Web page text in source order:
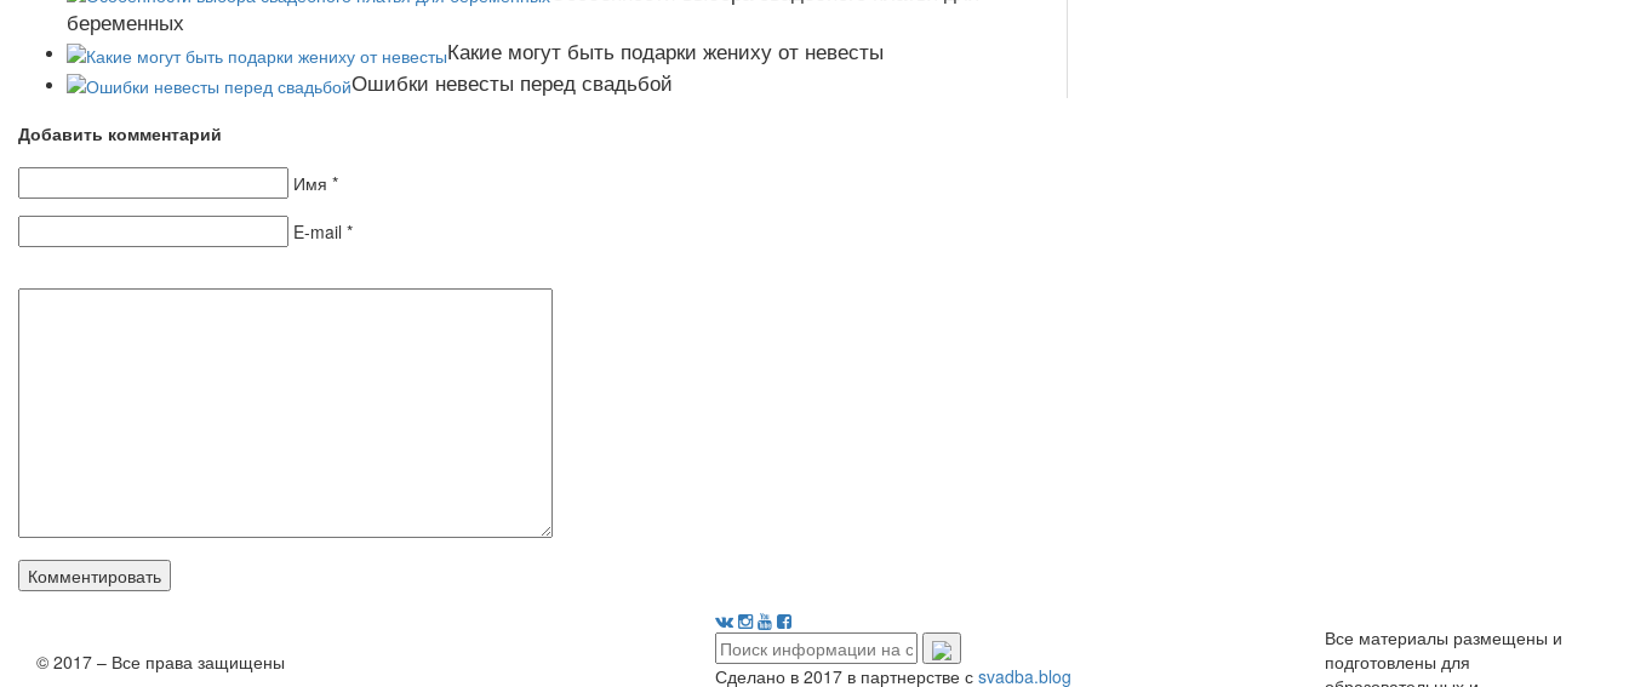
беременных
Какие могут быть подарки жениху от невесты
Ошибки невесты перед свадьбой
Добавить комментарий
Имя *
E-mail *
© 2017 – Все права защищены
Сделано в 2017 в партнерстве с svadba.blog
Все материалы размещены и
подготовлены для